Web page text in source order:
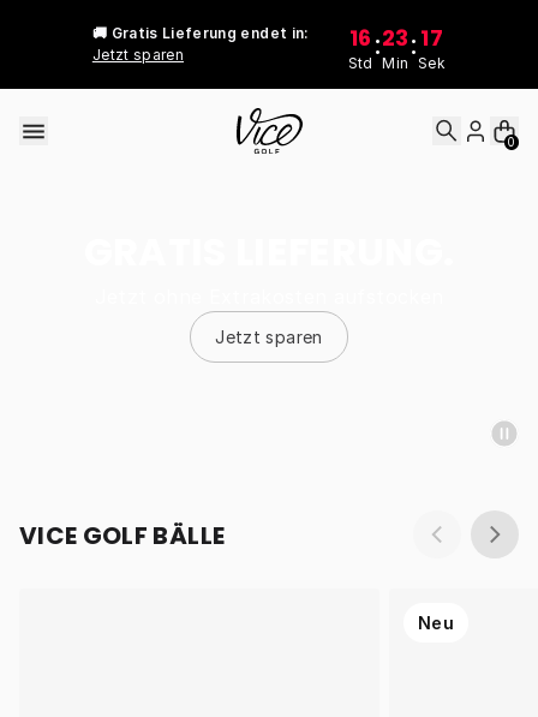
🚚 Gratis Lieferung endet in:
Jetzt sparen
16
Std
:23
Min
: 17
Sek
0
Jetzt sparen
VICE GOLF BÄLLE
Neu